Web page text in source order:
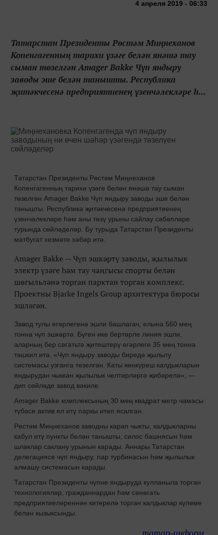
4 апреля 2019 - 06:33
Татарстан Президенты Рөстәм Миңнеханов
Копенгагенның тарихи үзәге белән янәшә тау
сыман төзелгән Amager Bakke Чүп яндыру
заводы эше белән танышты. Республика
җитәкчесенә предприятиенең үзенчәлекләре һ...
Татарстан Президенты Рөстәм Миңнеханов
Копенгагенның тарихи үзәге белән янәшә тау сыман
төзелгән Amager Bakke Чүп яндыру заводы эше белән
танышты. Республика җитәкчесенә предприятиенең
үзенчәлекләре һәм аны төзү урыны сайлау сәбәпләре
турында сөйләделәр. Бу турыда Татарстан Президенты
матбугат хезмәте хәбәр итә.
Аmager Bakke — Чүп эшкәртү заводы, җылылык
электр үзәге һәм тау чаңгысы спорты белән
шөгыльләнә торган парктан торган комплекс.
Проектны Bjarke Ingels Group архитектура бюросы
эшләгән.
Завод тулы егәрлегенә эшли башлагач, елына 560 мең
тонна чүп эшкәртә. Бүген ике бертөрле линия эшли,
аларның бер сәгатьтә җитештерү егәрлеге 35 мең тонна
тәшкил итә. «Чүп яндыру заводы биредә җылыту
системасы узганга төзелгән. Каты көнкүреш калдыкларын
яндырудан чыккан җылылык челтәрләргә җибәрелә», —
дип сөйләде завод вәкиле.
Amager Bakke комплексының 30 мең квадрат метр чамасы
түбәсе актив ял итү паркы итеп ясалган.
Рөстәм Миңнеханов заводны карап чыкты, калдыкларны
кабул итү пункты белән танышты, силос башнясын һәм
шлаклар саклану урынын карады. Аннары Татарстан
делегациясе чүп яндыру, пар турбинасын һәм җылылык
алмашу системасын карады.
Татарстан Президенты чүпне яндыруда кулланыла торган
технологияләр, гражданнардан һәм сәнәгать
предприятиеләреннән китерелә торган калдыклар күләме
белән кызыксынды.
татар-информ